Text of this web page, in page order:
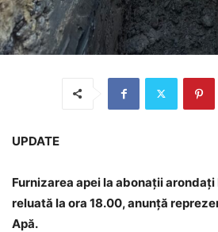
UPDATE
Furnizarea apei la abonații
reluată la ora 18.00, anunță
Apă.